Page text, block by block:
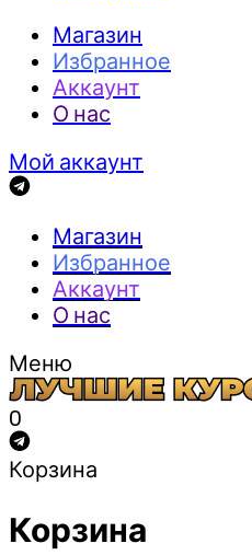
Магазин
Избранное
Аккаунт
О нас
Мой аккаунт
Магазин
Избранное
Аккаунт
О нас
Меню
0
Корзина
Корзина